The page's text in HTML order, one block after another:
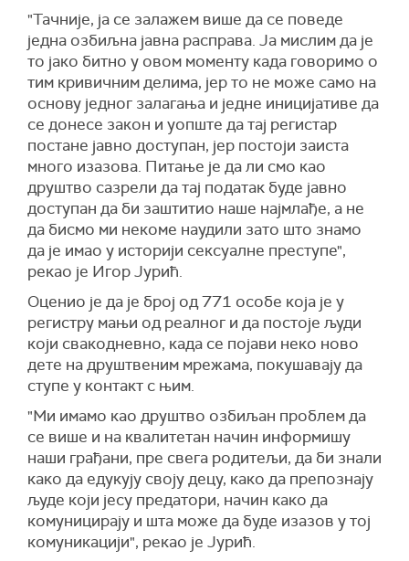
"Тачније, ја се залажем више да се поведе
једна озбиљна јавна расправа. Ја мислим да је
то јако битно у овом моменту када говоримо о
тим кривичним делима, јер то не може само на
основу једног залагања и једне иницијативе да
се донесе закон и уопште да тај регистар
постане јавно доступан, јер постоји заиста
много изазова. Питање је да ли смо као
друштво сазрели да тај податак буде јавно
доступан да би заштитио наше најмлађе, а не
да бисмо ми некоме наудили зато што знамо
да је имао у историји сексуалне преступе",
рекао је Игор Јурић.
Оценио је да је број од 771 особе која је у
регистру мањи од реалног и да постоје људи
који свакодневно, када се појави неко ново
дете на друштвеним мрежама, покушавају да
ступе у контакт с њим.
"Ми имамо као друштво озбиљан проблем да
се више и на квалитетан начин информишу
наши грађани, пре свега родитељи, да би знали
како да едукују своју децу, како да препознају
људе који јесу предатори, начин како да
комуницирају и шта може да буде изазов у тој
комуникацији", рекао је Јурић.